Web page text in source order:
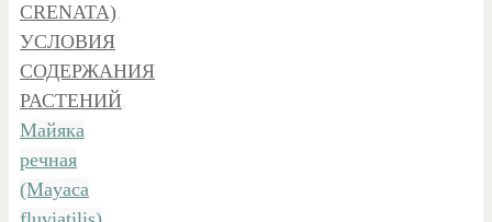
CRENATA),
УСЛОВИЯ
СОДЕРЖАНИЯ
РАСТЕНИЙ.
Майяка
речная
(Mayaca